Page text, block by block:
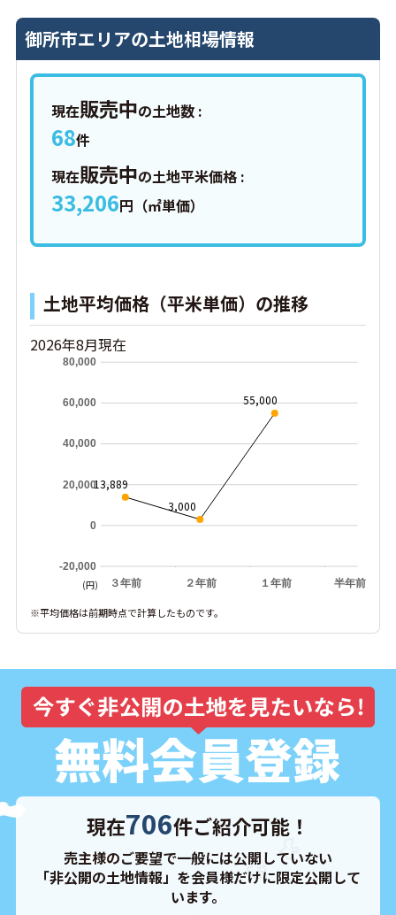
御所市エリアの土地相場情報
現在販売中の土地数 :
68件
現在販売中の土地平米価格 :
33,206円（㎡単価）
土地平均価格（平米単価）の推移
2026年8月現在
３年前 ２年前 １年前 半年前
-20,000
0
20,000
40,000
60,000
80,000
13,889
3,000
55,000
(円)
※平均価格は前期時点で計算したものです。
現在706件ご紹介可能！
売主様のご要望で一般には公開していない
「非公開の土地情報」を会員様だけに限定公開して
います。